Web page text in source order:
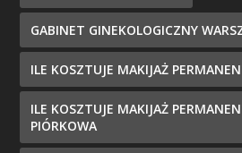
GABINET GINEKOLOGICZNY
ILE KOSZTUJE MAKIJAŻ
ILE KOSZTUJE MAKIJAŻ
PIÓRKOWA